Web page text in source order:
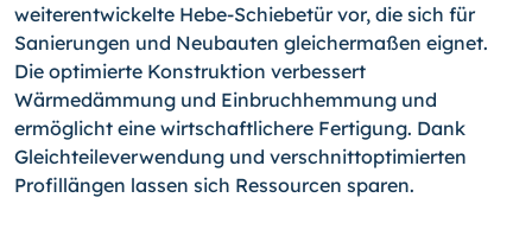
weiterentwickelte Hebe-Schiebetür vor, die sich für
Sanierungen und Neubauten gleichermaßen eignet.
Die optimierte Konstruktion verbessert
Wärmedämmung und Einbruchhemmung und
ermöglicht eine wirtschaftlichere Fertigung. Dank
Gleichteileverwendung und verschnittoptimierten
Profillängen lassen sich Ressourcen sparen.